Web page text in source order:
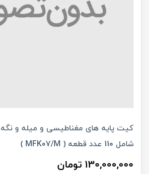
کیت پایه های مغناطیسی و میله و نگه
شامل 110 عدد قطعه ( MFK07/M )
130,000,000 تومان